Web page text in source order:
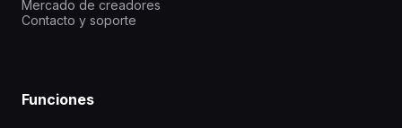
Mercado de creadores
Contacto y soporte
Funciones